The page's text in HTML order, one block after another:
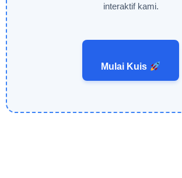
interaktif kami.
Mulai Kuis